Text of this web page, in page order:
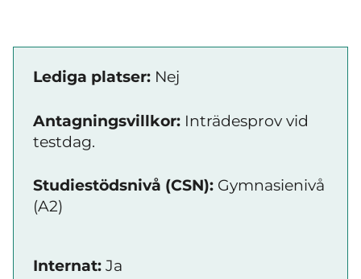
Lediga platser: Nej
Antagningsvillkor: Inträdesprov vid
testdag.
Studiestödsnivå (CSN): Gymnasienivå
(A2)
Internat: Ja